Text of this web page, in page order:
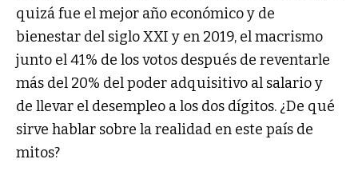
quizá fue el mejor año económico y de
bienestar del siglo XXI y en 2019, el macrismo
junto el 41% de los votos después de reventarle
más del 20% del poder adquisitivo al salario y
de llevar el desempleo a los dos dígitos. ¿De qué
sirve hablar sobre la realidad en este país de
mitos?